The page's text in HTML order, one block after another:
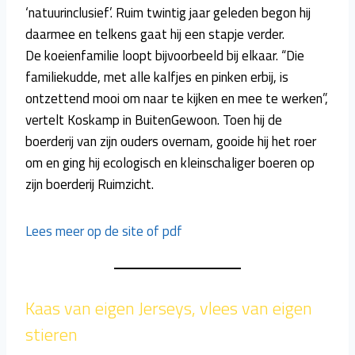
‘natuurinclusief’. Ruim twintig jaar geleden begon hij
daarmee en telkens gaat hij een stapje verder.
De koeienfamilie loopt bijvoorbeeld bij elkaar. “Die
familiekudde, met alle kalfjes en pinken erbij, is
ontzettend mooi om naar te kijken en mee te werken”,
vertelt Koskamp in BuitenGewoon. Toen hij de
boerderij van zijn ouders overnam, gooide hij het roer
om en ging hij ecologisch en kleinschaliger boeren op
zijn boerderij Ruimzicht.
Lees meer op de site of pdf
Kaas van eigen Jerseys, vlees van eigen
stieren